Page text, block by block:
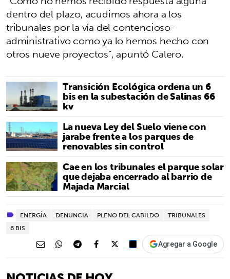
dentro del plazo, acudimos ahora a los
tribunales por la vía del contencioso-
administrativo como ya lo hemos hecho con
otros nueve proyectos”, apuntó Calero.
Transición Ecológica ordena un 6
bis en la subestación de Salinas 66
kv
La nueva Ley del Suelo viene con
jarabe frente a los parques de
renovables sin control
Cae en los tribunales el parque solar
que dejaba encerrado al barrio de
Majada Marcial
ENERGÍA DENUNCIA PLENO DEL CABILDO
TRIBUNALES
6 BIS
Agregar a Google